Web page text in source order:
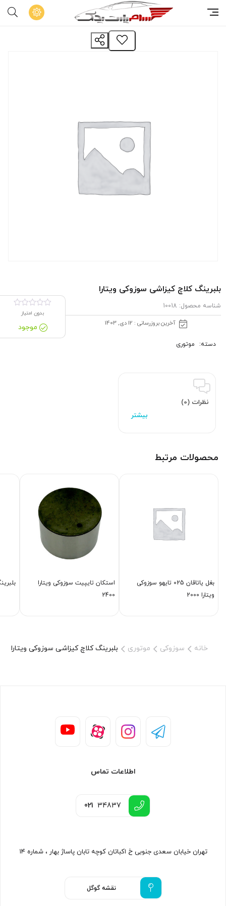
بلبرینگ كلاچ كیزاشی سوزوکی ویتارا
شناسه محصول: 10018
آخرین بروزرسانی : 12 دی, 1403
بدون امتیاز
موجود
دسته: موتوری
نظرات (0)
محصولات مرتبط
بغل یاتاقان 025 تایهو سوزوکی
ویتارا 2000
استكان تایپیت سوزوکی ویتارا
2400
خانه سوزوکی موتوری بلبرینگ كلاچ كیزاشی سوزوکی ویتارا
اطلاعات تماس
021 34837
تهران خیابان سعدی جنوبی خ اکباتان کوچه تابان پاساژ بهار ، شماره ۱۴
نقشه گوگل